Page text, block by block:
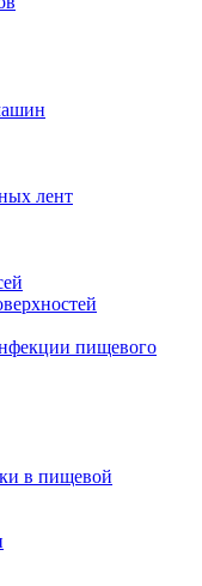
лент
пищевого
в пищевой